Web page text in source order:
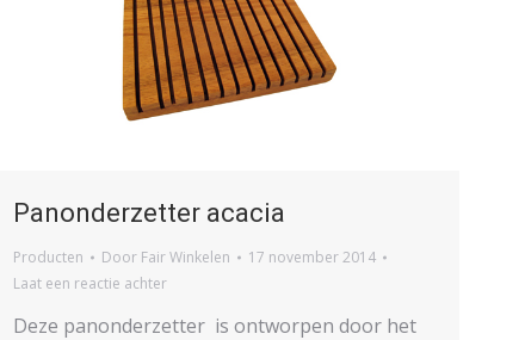
Panonderzetter acacia
Producten Door Fair Winkelen
17 november 2014
Laat een reactie achter
Deze panonderzetter is ontworpen door het